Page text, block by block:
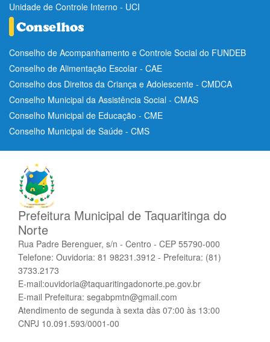
Unidade de Controle Interno - UCI
Conselho de Acompanhamento e Controle Social do FUNDEB
Conselho de Alimentação Escolar - CAE
Conselho dos Direitos da Criança e Adolescente - CMDCA
Conselho Municipal da Assistência Social - CMAS
Conselho Municipal de Educação - CME
Conselho Municipal de Saúde - CMS
Prefeitura Municipal de Taquaritinga do
Norte
Rua Padre Berenguer, s/n - Centro - CEP 55790-000
Telefone: Ouvidoria: 81 98231.3912 - Prefeitura: (81)
3733.2173
E-mail:ouvidoria@taquaritingadonorte.pe.gov.br
E-mail Prefeitura: segabpmtn@gmail.com
Atendimento de segunda à sexta dàs 07:00 às 13:00
CNPJ 10.091.593/0001-00